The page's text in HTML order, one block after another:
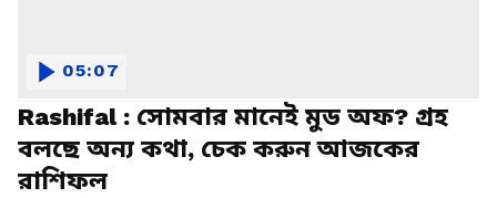
Rashifal : সোমবার মানেই মুড অফ? গ্রহ
বলছে অন্য কথা, চেক করুন আজকের
রাশিফল
05:07